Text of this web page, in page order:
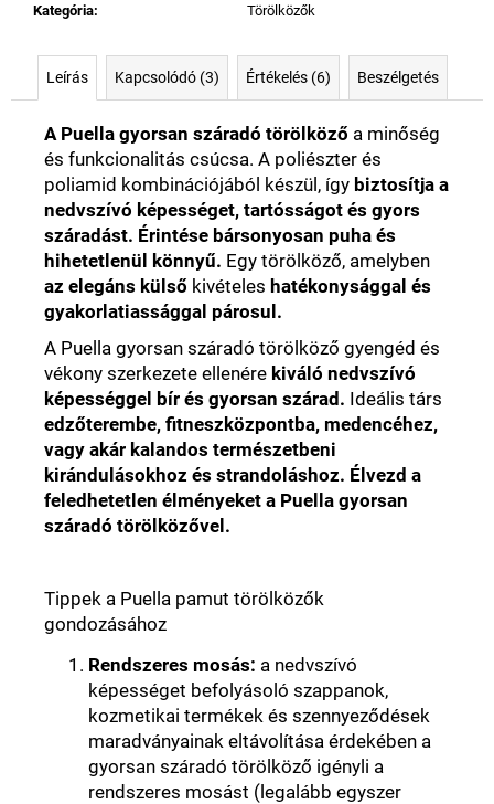
Kategória: Törölközők
Leírás Kapcsolódó (3) Értékelés (6) Beszélgetés
A Puella gyorsan száradó törölköző a minőség
és funkcionalitás csúcsa. A poliészter és
poliamid kombinációjából készül, így biztosítja a
nedvszívó képességet, tartósságot és gyors
száradást. Érintése bársonyosan puha és
hihetetlenül könnyű. Egy törölköző, amelyben
az elegáns külső kivételes hatékonysággal és
gyakorlatiassággal párosul.
A Puella gyorsan száradó törölköző gyengéd és
vékony szerkezete ellenére kiváló nedvszívó
képességgel bír és gyorsan szárad. Ideális társ
edzőterembe, fitneszközpontba, medencéhez,
vagy akár kalandos természetbeni
kirándulásokhoz és strandoláshoz. Élvezd a
feledhetetlen élményeket a Puella gyorsan
száradó törölközővel.
Tippek a Puella pamut törölközők
gondozásához
Rendszeres mosás: a nedvszívó
képességet befolyásoló szappanok,
kozmetikai termékek és szennyeződések
maradványainak eltávolítása érdekében a
gyorsan száradó törölköző igényli a
rendszeres mosást (legalább egyszer